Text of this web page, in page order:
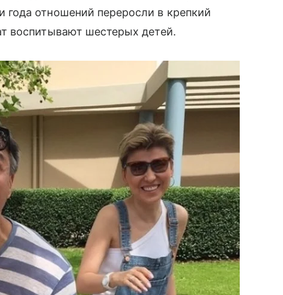
отношений переросли в крепкий
воспитывают шестерых детей.